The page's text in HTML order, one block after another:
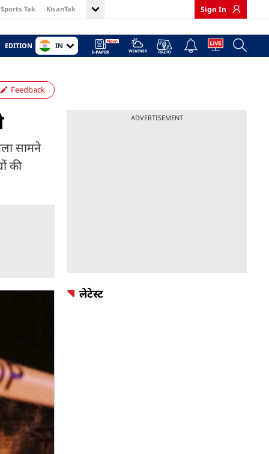
Sports Tak KisanTak Sign In
EDITION IN
Feedback
सामने
की
ADVERTISEMENT
लेटेस्ट